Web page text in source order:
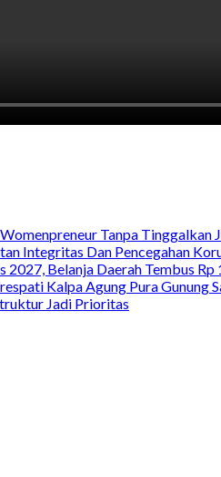
Tanpa Tinggalkan
Integritas Dan Pencegahan
Belanja Daerah Tembus Rp
Kalpa Agung Pura Gunung
Jadi Prioritas